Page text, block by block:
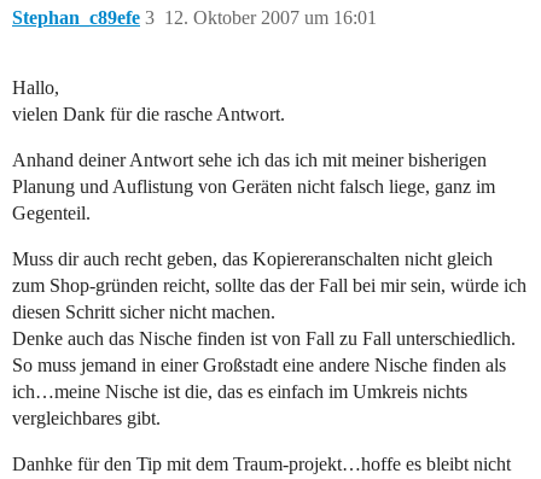
Stephan_c89efe 12. Oktober 2007 um 16:01
3
Hallo,
vielen Dank für die rasche Antwort.
Anhand deiner Antwort sehe ich das ich mit meiner bisherigen
Planung und Auflistung von Geräten nicht falsch liege, ganz im
Gegenteil.
Muss dir auch recht geben, das Kopiereranschalten nicht gleich
zum Shop-gründen reicht, sollte das der Fall bei mir sein, würde ich
diesen Schritt sicher nicht machen.
Denke auch das Nische finden ist von Fall zu Fall unterschiedlich.
So muss jemand in einer Großstadt eine andere Nische finden als
ich…meine Nische ist die, das es einfach im Umkreis nichts
vergleichbares gibt.
Danhke für den Tip mit dem Traum-projekt…hoffe es bleibt nicht